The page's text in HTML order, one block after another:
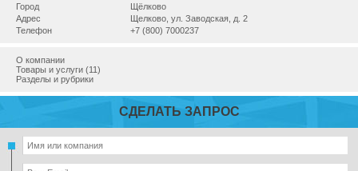
Город
Щёлково
Адрес
Щелково, ул. Заводская, д. 2
Телефон
+7 (800) 7000237
О компании
Товары и услуги (11)
Разделы и рубрики
СДЕЛАТЬ ЗАПРОС